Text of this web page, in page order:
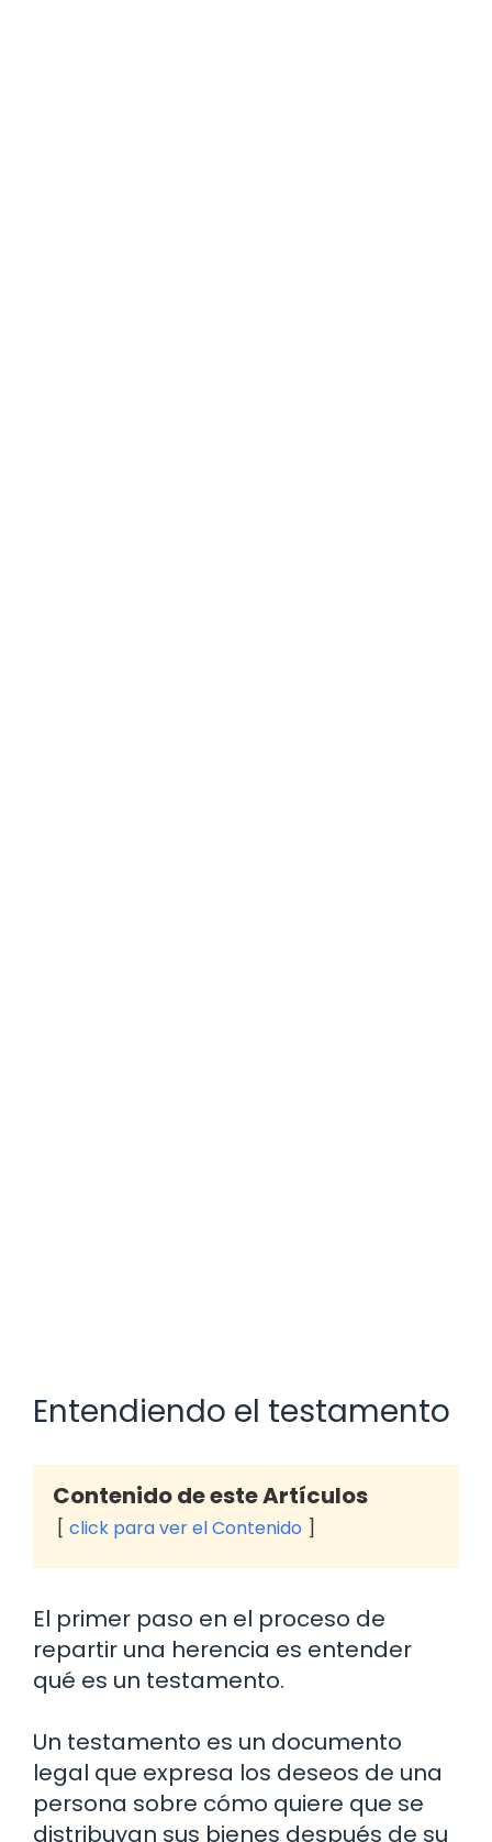
Entendiendo el testamento
Contenido de este Artículos
click para ver el Contenido
El primer paso en el proceso de
repartir una herencia es entender
qué es un testamento.
Un testamento es un documento
legal que expresa los deseos de una
persona sobre cómo quiere que se
distribuyan sus bienes después de su